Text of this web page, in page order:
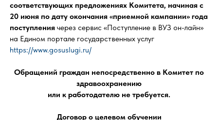
соответствующих предложениях Комитета, начиная с
20 июня по дату окончания «приемной кампании» года
поступления через сервис «Поступление в ВУЗ он-лайн»
на Едином портале государственных услуг
https://www.gosuslugi.ru/
Обращений граждан непосредственно в Комитет по
здравоохранению
или к работодателю не требуется.
Договор о целевом обучении